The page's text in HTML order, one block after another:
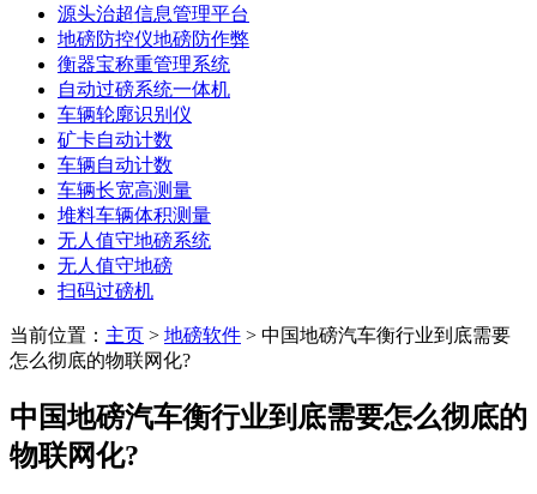
源头治超信息管理平台
地磅防控仪地磅防作弊
衡器宝称重管理系统
自动过磅系统一体机
车辆轮廓识别仪
矿卡自动计数
车辆自动计数
车辆长宽高测量
堆料车辆体积测量
无人值守地磅系统
无人值守地磅
扫码过磅机
当前位置： 主页 > 地磅软件 > 中国地磅汽车衡行业到底需要
怎么彻底的物联网化?
中国地磅汽车衡行业到底需要怎么彻底的
物联网化?